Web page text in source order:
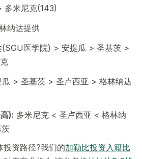
多米尼克(143)
纳达提供
(SGU医学院) > 安提瓜 > 圣基茨 >
瓜 > 圣基茨 > 圣卢西亚 > 格林纳达
): 多米尼克 < 圣卢西亚 < 格林纳
投资路径?我们的加勒比投资入籍比